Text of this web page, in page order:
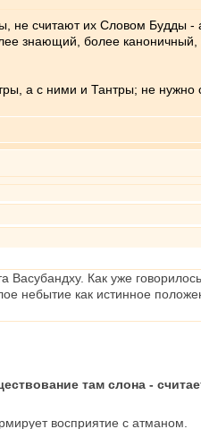
не считают их Словом Будды -
знающий, более каноничный,
а с ними и Тантры; не нужно
Как уже
небытие как истинное
там слона -
восприятие с атманом.